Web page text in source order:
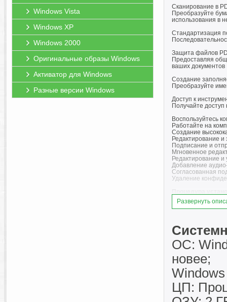
Windows Vista
Windows XP
Windows 2000
Оригинальные образы Windows
Активатор для Windows
Разные версии Windows
Сканирование в
Преобразуйте
использования в
Стандартизация
Защита файлов
Предоставляя
ваших документов
Создание
Преобразуйте
Доступ к
Получайте
Воспользуйтесь
Работайте на
Создание
Редактирование
Подписание и
Мгновенное
Редактирование
Добавление
Согласованная
Удаление
Представлено
Установка:
Запустить файл
"Обновить".
При завершении
Замена файлов:
Запустить файл
файлов
Блокировка hosts:
Запустить файл
"BlockHosts.exe",
* Удалить
Развернуть
ОС:
новее;
ЦП: